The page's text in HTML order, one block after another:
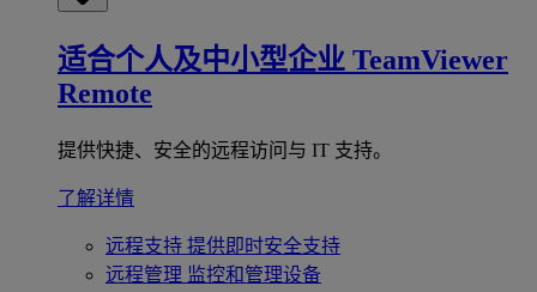
适合个人及中小型企业 TeamViewer
Remote
提供快捷、安全的远程访问与 IT 支持。
了解详情
远程支持 提供即时安全支持
远程管理 监控和管理设备